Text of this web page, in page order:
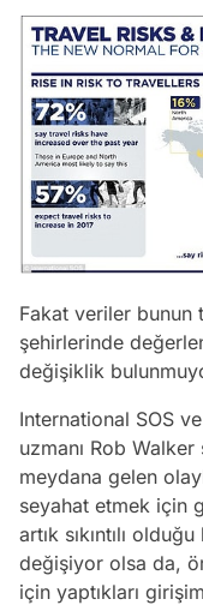
Fakat veriler bunun
şehirlerinde
değişiklik
International SOS
uzmanı Rob
meydana gelen
seyahat etmek için
artık sıkıntılı
değişiyor olsa da,
için yaptıkları